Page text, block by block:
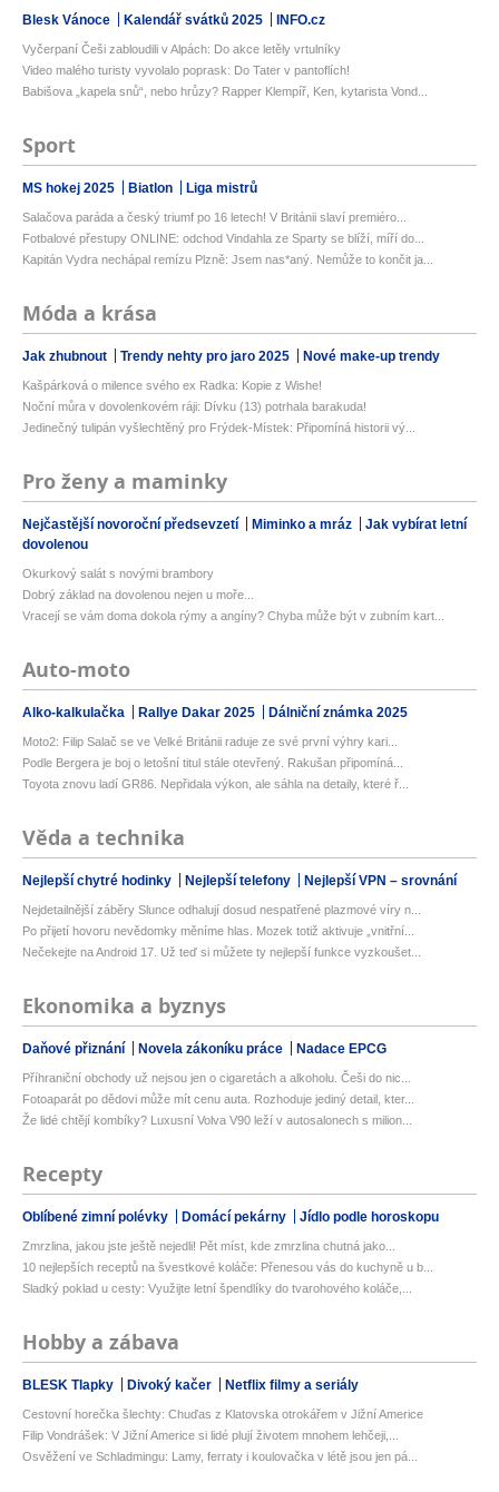
Blesk Vánoce Kalendář svátků 2025 INFO.cz
Vyčerpaní Češi zabloudili v Alpách: Do akce letěly vrtulníky
Video malého turisty vyvolalo poprask: Do Tater v pantoflích!
Babišova „kapela snů“, nebo hrůzy? Rapper Klempíř, Ken, kytarista Vond...
Sport
MS hokej 2025 Biatlon Liga mistrů
Salačova paráda a český triumf po 16 letech! V Británii slaví premiéro...
Fotbalové přestupy ONLINE: odchod Vindahla ze Sparty se blíží, míří do...
Kapitán Vydra nechápal remízu Plzně: Jsem nas*aný. Nemůže to končit ja...
Móda a krása
Jak zhubnout Trendy nehty pro jaro 2025 Nové make-up trendy
Kašpárková o milence svého ex Radka: Kopie z Wishe!
Noční můra v dovolenkovém ráji: Dívku (13) potrhala barakuda!
Jedinečný tulipán vyšlechtěný pro Frýdek-Místek: Připomíná historii vý...
Pro ženy a maminky
Nejčastější novoroční předsevzetí Miminko a mráz
Jak vybírat letní
dovolenou
Okurkový salát s novými brambory
Dobrý základ na dovolenou nejen u moře...
Vracejí se vám doma dokola rýmy a angíny? Chyba může být v zubním kart...
Auto-moto
Alko-kalkulačka Rallye Dakar 2025 Dálniční známka 2025
Moto2: Filip Salač se ve Velké Británii raduje ze své první výhry kari...
Podle Bergera je boj o letošní titul stále otevřený. Rakušan připomíná...
Toyota znovu ladí GR86. Nepřidala výkon, ale sáhla na detaily, které ř...
Věda a technika
Nejlepší chytré hodinky Nejlepší telefony Nejlepší VPN – srovnání
Nejdetailnější záběry Slunce odhalují dosud nespatřené plazmové víry n...
Po přijetí hovoru nevědomky měníme hlas. Mozek totiž aktivuje „vnitřní...
Nečekejte na Android 17. Už teď si můžete ty nejlepší funkce vyzkoušet...
Ekonomika a byznys
Daňové přiznání Novela zákoníku práce Nadace EPCG
Příhraniční obchody už nejsou jen o cigaretách a alkoholu. Češi do nic...
Fotoaparát po dědovi může mít cenu auta. Rozhoduje jediný detail, kter...
Že lidé chtějí kombíky? Luxusní Volva V90 leží v autosalonech s milion...
Recepty
Oblíbené zimní polévky Domácí pekárny Jídlo podle horoskopu
Zmrzlina, jakou jste ještě nejedli! Pět míst, kde zmrzlina chutná jako...
10 nejlepších receptů na švestkové koláče: Přenesou vás do kuchyně u b...
Sladký poklad u cesty: Využijte letní špendlíky do tvarohového koláče,...
Hobby a zábava
BLESK Tlapky Divoký kačer Netflix filmy a seriály
Cestovní horečka šlechty: Chuďas z Klatovska otrokářem v Jižní Americe
Filip Vondrášek: V Jižní Americe si lidé plují životem mnohem lehčeji,...
Osvěžení ve Schladmingu: Lamy, ferraty i koulovačka v létě jsou jen pá...